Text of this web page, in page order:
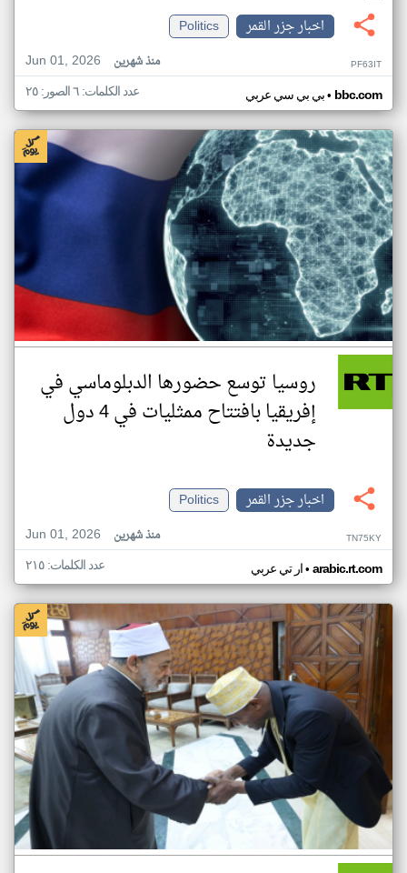
اخبار جزر القمر
Politics
Jun 01, 2026
منذ شهرين PF63IT
بي بي سي عربي• bbc.com عدد الكلمات: ٦ الصور: ٢٥
روسيا توسع حضورها الدبلوماسي في
إفريقيا بافتتاح ممثليات في 4 دول
جديدة
اخبار جزر القمر
Politics
Jun 01, 2026
منذ شهرين TN75KY
ار تي عربي• arabic.rt.com عدد الكلمات: ٢١٥